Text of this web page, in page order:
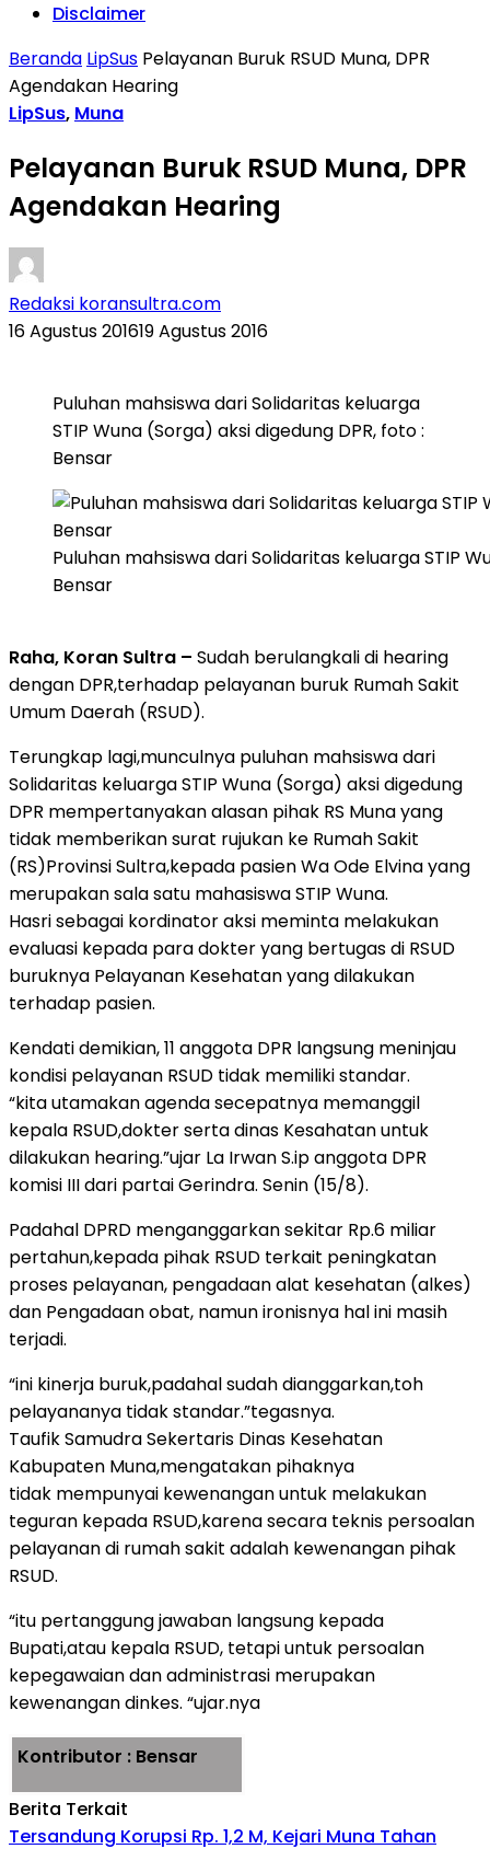
Disclaimer
Beranda LipSus Pelayanan Buruk RSUD Muna, DPR
Agendakan Hearing
LipSus, Muna
Pelayanan Buruk RSUD Muna, DPR
Agendakan Hearing
Redaksi koransultra.com
16 Agustus 201619 Agustus 2016
Puluhan mahsiswa dari Solidaritas keluarga
STIP Wuna (Sorga) aksi digedung DPR, foto :
Bensar
Puluhan mahsiswa dari Solidaritas keluarga STIP
Bensar
Raha, Koran Sultra – Sudah berulangkali di hearing
dengan DPR,terhadap pelayanan buruk Rumah Sakit
Umum Daerah (RSUD).
Terungkap lagi,munculnya puluhan mahsiswa dari
Solidaritas keluarga STIP Wuna (Sorga) aksi digedung
DPR mempertanyakan alasan pihak RS Muna yang
tidak memberikan surat rujukan ke Rumah Sakit
(RS)Provinsi Sultra,kepada pasien Wa Ode Elvina yang
merupakan sala satu mahasiswa STIP Wuna.
Hasri sebagai kordinator aksi meminta melakukan
evaluasi kepada para dokter yang bertugas di RSUD
buruknya Pelayanan Kesehatan yang dilakukan
terhadap pasien.
Kendati demikian, 11 anggota DPR langsung meninjau
kondisi pelayanan RSUD tidak memiliki standar.
“kita utamakan agenda secepatnya memanggil
kepala RSUD,dokter serta dinas Kesahatan untuk
dilakukan hearing.”ujar La Irwan S.ip anggota DPR
komisi III dari partai Gerindra. Senin (15/8).
Padahal DPRD menganggarkan sekitar Rp.6 miliar
pertahun,kepada pihak RSUD terkait peningkatan
proses pelayanan, pengadaan alat kesehatan (alkes)
dan Pengadaan obat, namun ironisnya hal ini masih
terjadi.
“ini kinerja buruk,padahal sudah dianggarkan,toh
pelayananya tidak standar.”tegasnya.
Taufik Samudra Sekertaris Dinas Kesehatan
Kabupaten Muna,mengatakan pihaknya
tidak mempunyai kewenangan untuk melakukan
teguran kepada RSUD,karena secara teknis persoalan
pelayanan di rumah sakit adalah kewenangan pihak
RSUD.
“itu pertanggung jawaban langsung kepada
Bupati,atau kepala RSUD, tetapi untuk persoalan
kepegawaian dan administrasi merupakan
kewenangan dinkes. “ujar.nya
Kontributor : Bensar
Berita Terkait
Tersandung Korupsi Rp. 1,2 M, Kejari Muna Tahan